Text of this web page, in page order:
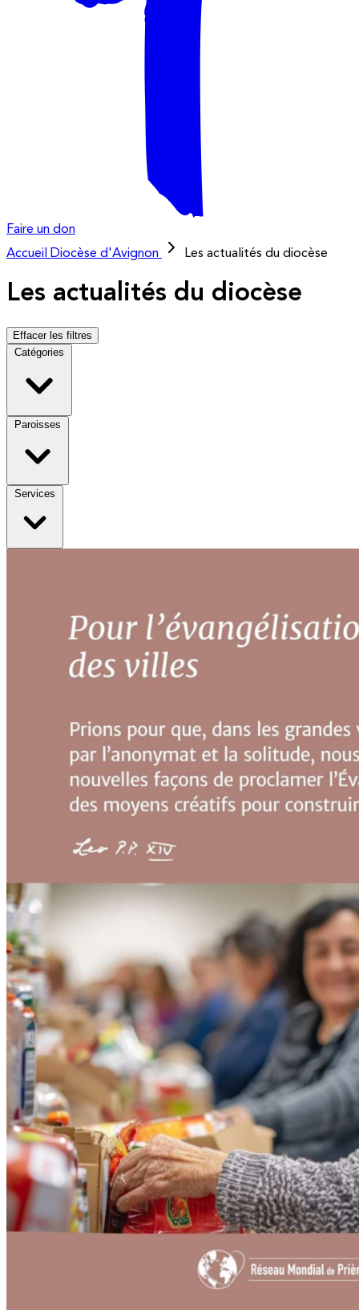
Faire un don
Accueil
Diocèse d'Avignon Les actualités du diocèse
Les actualités du diocèse
Effacer les filtres
Catégories
Paroisses
Services